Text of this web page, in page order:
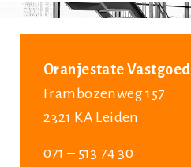
Oranjestate Vastgoed
Frambozenweg 157
2321 KA Leiden
071 – 513 74 30